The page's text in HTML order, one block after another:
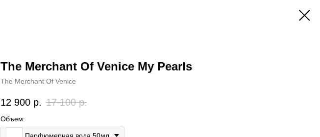
The Merchant Of Venice My Pearls
The Merchant Of Venice
12 900 р. 17 100 р.
Объем:
Парфюмерная вода 50мл